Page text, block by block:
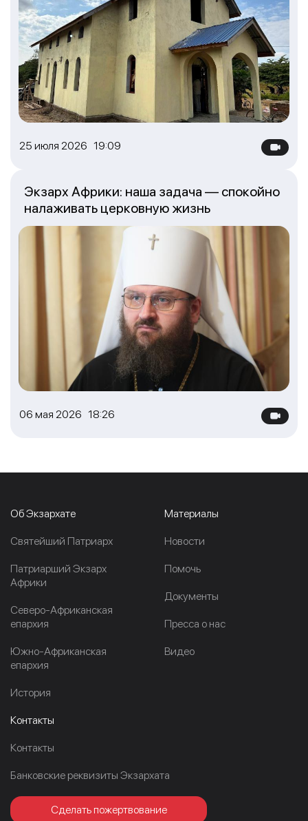
25 июля 2026 19:09
06 мая 2026 18:26
Экзарх Африки: наша задача — спокойно
налаживать церковную жизнь
Об Экзархате
Cвятейший Патриарх
Патриарший Экзарх
Африки
Северо-Африканская
епархия
Южно-Африканская
епархия
История
Материалы
Новости
Помочь
Документы
Пресса о нас
Видео
Контакты
Контакты
Банковские реквизиты Экзархата
Сделать пожертвование